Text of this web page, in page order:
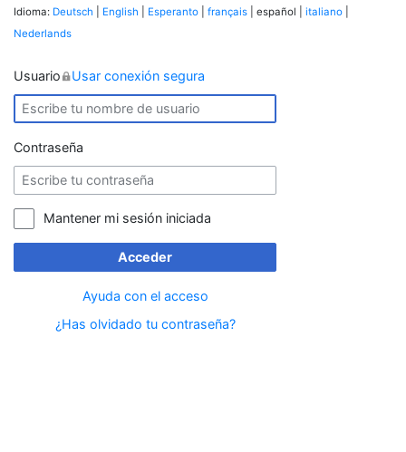
Idioma: Deutsch English Esperanto français | español | italiano
Nederlands
Usuario Usar conexión segura
Contraseña
Mantener mi sesión iniciada
Acceder
Ayuda con el acceso
¿Has olvidado tu contraseña?